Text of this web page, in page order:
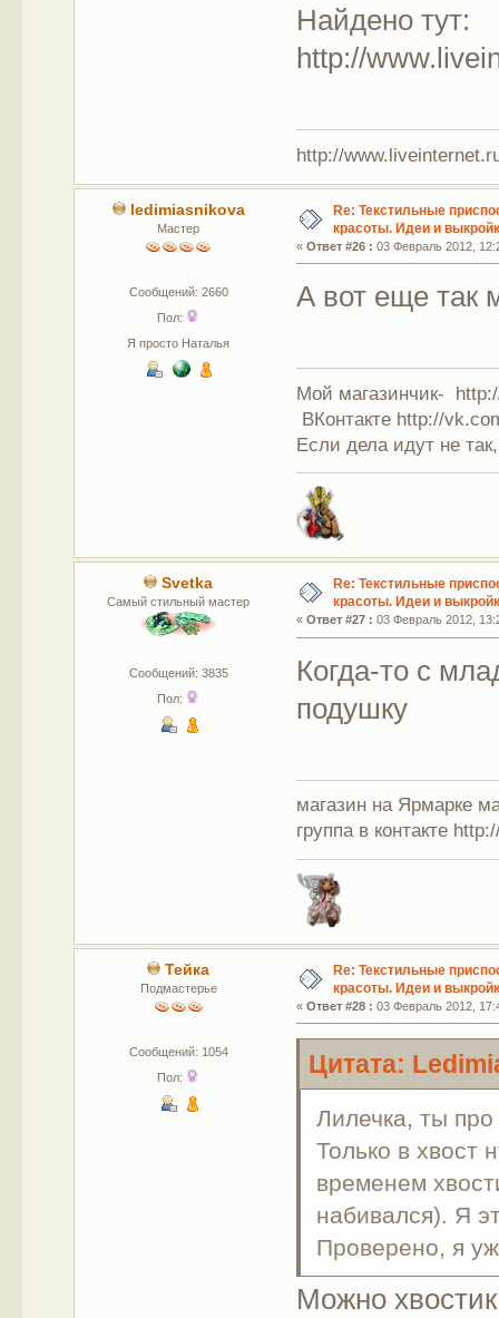
Найдено тут:
http://
http://
ledimiasnikova
Мастер
Сообщений: 2660
Пол:
Я просто Наталья
Re: Текстильные
красоты. Идеи и
«Ответ #26 : 03 Февраль 2012,
А вот еще так
Мой магазинчик-
ВКонтакте http://
Если дела идут не
Svetka
Самый стильный мастер
Сообщений: 3835
Пол:
Re: Текстильные
красоты. Идеи и
«Ответ #27 : 03 Февраль 2012,
Когда-то с
подушку
магазин на Ярмарке
группа в контакте
Тейка
Подмастерье
Сообщений: 1054
Пол:
Re: Текстильные
красоты. Идеи и
«Ответ #28 : 03 Февраль 2012,
Цитата:
Лилечка, ты про
Только в хвост
временем
набивался). Я
Проверено, я
Можно